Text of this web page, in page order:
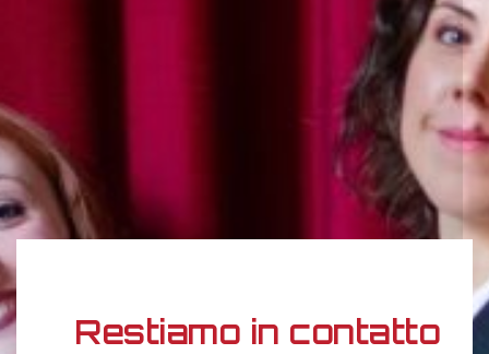
Restiamo in contatto